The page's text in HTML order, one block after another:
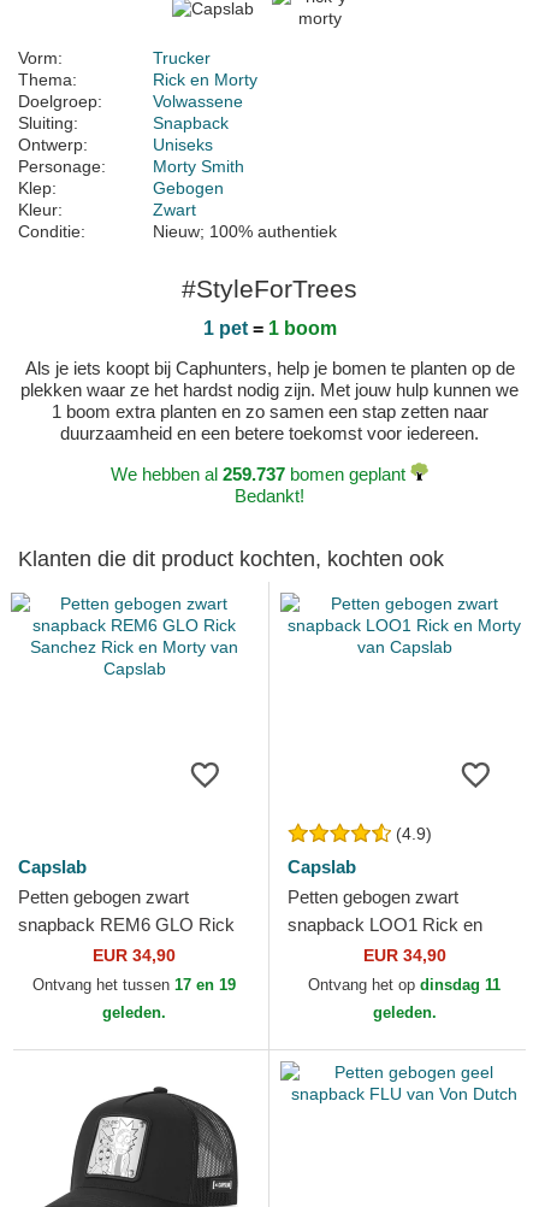
Vorm:
Trucker
Thema:
Rick en Morty
Doelgroep:
Volwassene
Sluiting:
Snapback
Ontwerp:
Uniseks
Personage:
Morty Smith
Klep:
Gebogen
Kleur:
Zwart
Conditie:
Nieuw; 100% authentiek
#StyleForTrees
1 pet= 1 boom
Als je iets koopt bij Caphunters, help je bomen te planten op de
plekken waar ze het hardst nodig zijn. Met jouw hulp kunnen we
1 boom extra planten en zo samen een stap zetten naar
duurzaamheid en een betere toekomst voor iedereen.
We hebben al 259.737 bomen geplant
Bedankt!
Klanten die dit product kochten, kochten ook
Capslab
Petten gebogen zwart
snapback REM6 GLO Rick
Sanchez Rick en Morty van
Capslab
EUR 34,90
Ontvang het tussen 17 en 19
geleden.
(4.9)
Capslab
Petten gebogen zwart
snapback LOO1 Rick en
Morty van Capslab
EUR 34,90
Ontvang het op dinsdag 11
geleden.